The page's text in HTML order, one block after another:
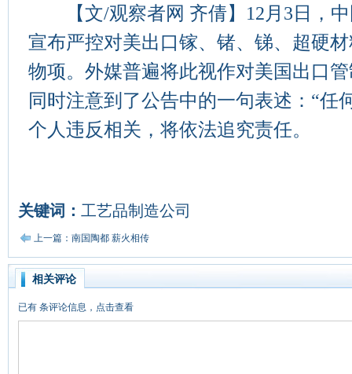
【文/观察者网 齐倩】12月3日，中
宣布严控对美出口镓、锗、锑、超硬
物项。外媒普遍将此视作对美国出口
同时注意到了公告中的一句表述：“任
个人违反相关，将依法追究责任。
关键词： 工艺品制造公司
上一篇：南国陶都 薪火相传
相关评论
已有 条评论信息，点击查看